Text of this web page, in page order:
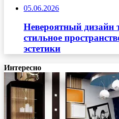
05.06.2026
Невероятный дизайн
стильное
эстетики
Интересно